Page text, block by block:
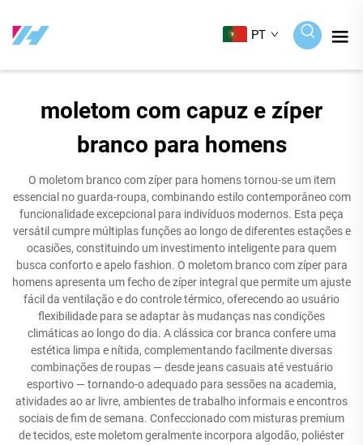
PT
moletom com capuz e zíper
branco para homens
O moletom branco com zíper para homens tornou-se um item
essencial no guarda-roupa, combinando estilo contemporâneo com
funcionalidade excepcional para indivíduos modernos. Esta peça
versátil cumpre múltiplas funções ao longo de diferentes estações e
ocasiões, constituindo um investimento inteligente para quem
busca conforto e apelo fashion. O moletom branco com zíper para
homens apresenta um fecho de zíper integral que permite um ajuste
fácil da ventilação e do controle térmico, oferecendo ao usuário
flexibilidade para se adaptar às mudanças nas condições
climáticas ao longo do dia. A clássica cor branca confere uma
estética limpa e nítida, complementando facilmente diversas
combinações de roupas — desde jeans casuais até vestuário
esportivo — tornando-o adequado para sessões na academia,
atividades ao ar livre, ambientes de trabalho informais e encontros
sociais de fim de semana. Confeccionado com misturas premium
de tecidos, este moletom geralmente incorpora algodão, poliéster